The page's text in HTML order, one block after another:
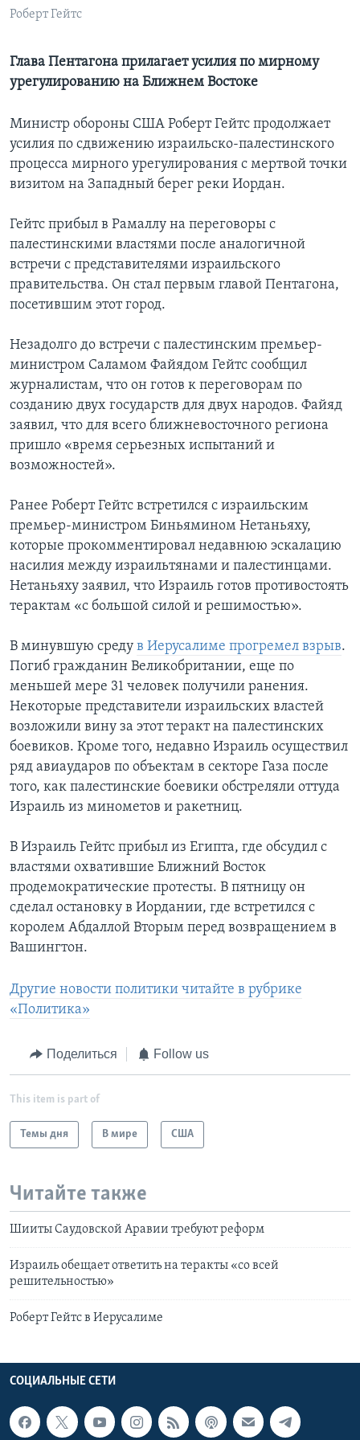
Языки
Роберт Гейтс
Глава Пентагона прилагает усилия по мирному
урегулированию на Ближнем Востоке
Министр обороны США Роберт Гейтс продолжает
усилия по сдвижению израильско-палестинского
процесса мирного урегулирования с мертвой точки
визитом на Западный берег реки Иордан.
Гейтс прибыл в Рамаллу на переговоры с
палестинскими властями после аналогичной
встречи с представителями израильского
правительства. Он стал первым главой Пентагона,
посетившим этот город.
Незадолго до встречи с палестинским премьер-
министром Саламом Файядом Гейтс сообщил
журналистам, что он готов к переговорам по
созданию двух государств для двух народов. Файяд
заявил, что для всего ближневосточного региона
пришло «время серьезных испытаний и
возможностей».
Ранее Роберт Гейтс встретился с израильским
премьер-министром Биньямином Нетаньяху,
которые прокомментировал недавнюю эскалацию
насилия между израильтянами и палестинцами.
Нетаньяху заявил, что Израиль готов противостоять
терактам «с большой силой и решимостью».
В минувшую среду в Иерусалиме прогремел взрыв.
Погиб гражданин Великобритании, еще по
меньшей мере 31 человек получили ранения.
Некоторые представители израильских властей
возложили вину за этот теракт на палестинских
боевиков. Кроме того, недавно Израиль осуществил
ряд авиаударов по объектам в секторе Газа после
того, как палестинские боевики обстреляли оттуда
Израиль из минометов и ракетниц.
В Израиль Гейтс прибыл из Египта, где обсудил с
властями охватившие Ближний Восток
продемократические протесты. В пятницу он
сделал остановку в Иордании, где встретился с
королем Абдаллой Вторым перед возвращением в
Вашингтон.
Другие новости политики читайте в рубрике
«Политика»
Поделиться Follow us
This item is part of
Темы дня В мире США
Читайте также
Шииты Саудовской Аравии требуют реформ
Израиль обещает ответить на теракты «со всей
решительностью»
Роберт Гейтс в Иерусалиме
СОЦИАЛЬНЫЕ СЕТИ